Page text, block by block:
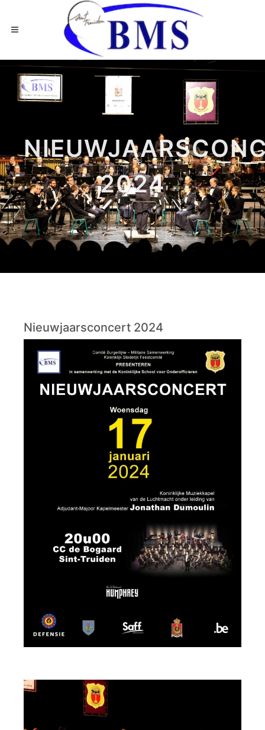
2024
Nieuwjaarsconcert 2024